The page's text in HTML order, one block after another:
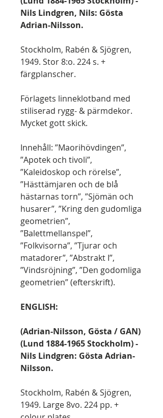
Nils Lindgren, Nils: Gösta
Adrian-Nilsson.
Stockholm, Rabén & Sjögren,
1949. Stor 8:o. 224 s. +
färgplanscher.
Förlagets linneklotband med
stiliserad rygg- & pärmdekor.
Mycket gott skick.
Innehåll: ”Maorihövdingen”,
”Apotek och tivoli”,
”Kaleidoskop och rörelse”,
”Hästtämjaren och de blå
hästarnas torn”, ”Sjömän och
husarer”, ”Kring den gudomliga
geometrien”,
”Balettmellanspel”,
”Folkvisorna”, ”Tjurar och
matadorer”, ”Abstrakt I”,
”Vindsröjning”, ”Den godomliga
geometrien” (efterskrift).
ENGLISH:
(Adrian-Nilsson, Gösta / GAN)
(Lund 1884-1965 Stockholm) -
Nils Lindgren: Gösta Adrian-
Nilsson.
Stockholm, Rabén & Sjögren,
1949. Large 8vo. 224 pp. +